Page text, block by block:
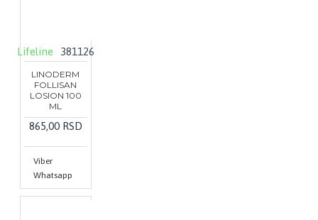
Lifeline 381126
LINODERM
FOLLISAN
LOSION 100
ML
865,00 RSD
Viber
Whatsapp